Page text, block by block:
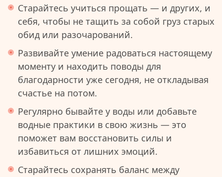
Старайтесь учиться прощать — и других, и
себя, чтобы не тащить за собой груз старых
обид или разочарований.
Развивайте умение радоваться настоящему
моменту и находить поводы для
благодарности уже сегодня, не откладывая
счастье на потом.
Регулярно бывайте у воды или добавьте
водные практики в свою жизнь — это
поможет вам восстановить силы и
избавиться от лишних эмоций.
Старайтесь сохранять баланс между